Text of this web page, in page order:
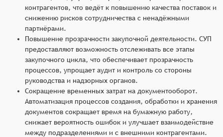
контрагентов, что ведёт к повышению качества поставок и
снижению рисков сотрудничества с ненадёжными
партнёрами.
Повышение прозрачности закупочной деятельности. СУП
предоставляют возможность отслеживать все этапы
закупочного цикла, что обеспечивает прозрачность
процессов, упрощает аудит и контроль со стороны
руководства и надзорных органов.
Сокращение временных затрат на документооборот.
Автоматизация процессов создания, обработки и хранения
документов сокращает время на бумажную работу,
снижает вероятность ошибок и улучшает взаимодействие
между подразделениями и с внешними контрагентами.